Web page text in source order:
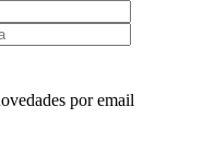
por email